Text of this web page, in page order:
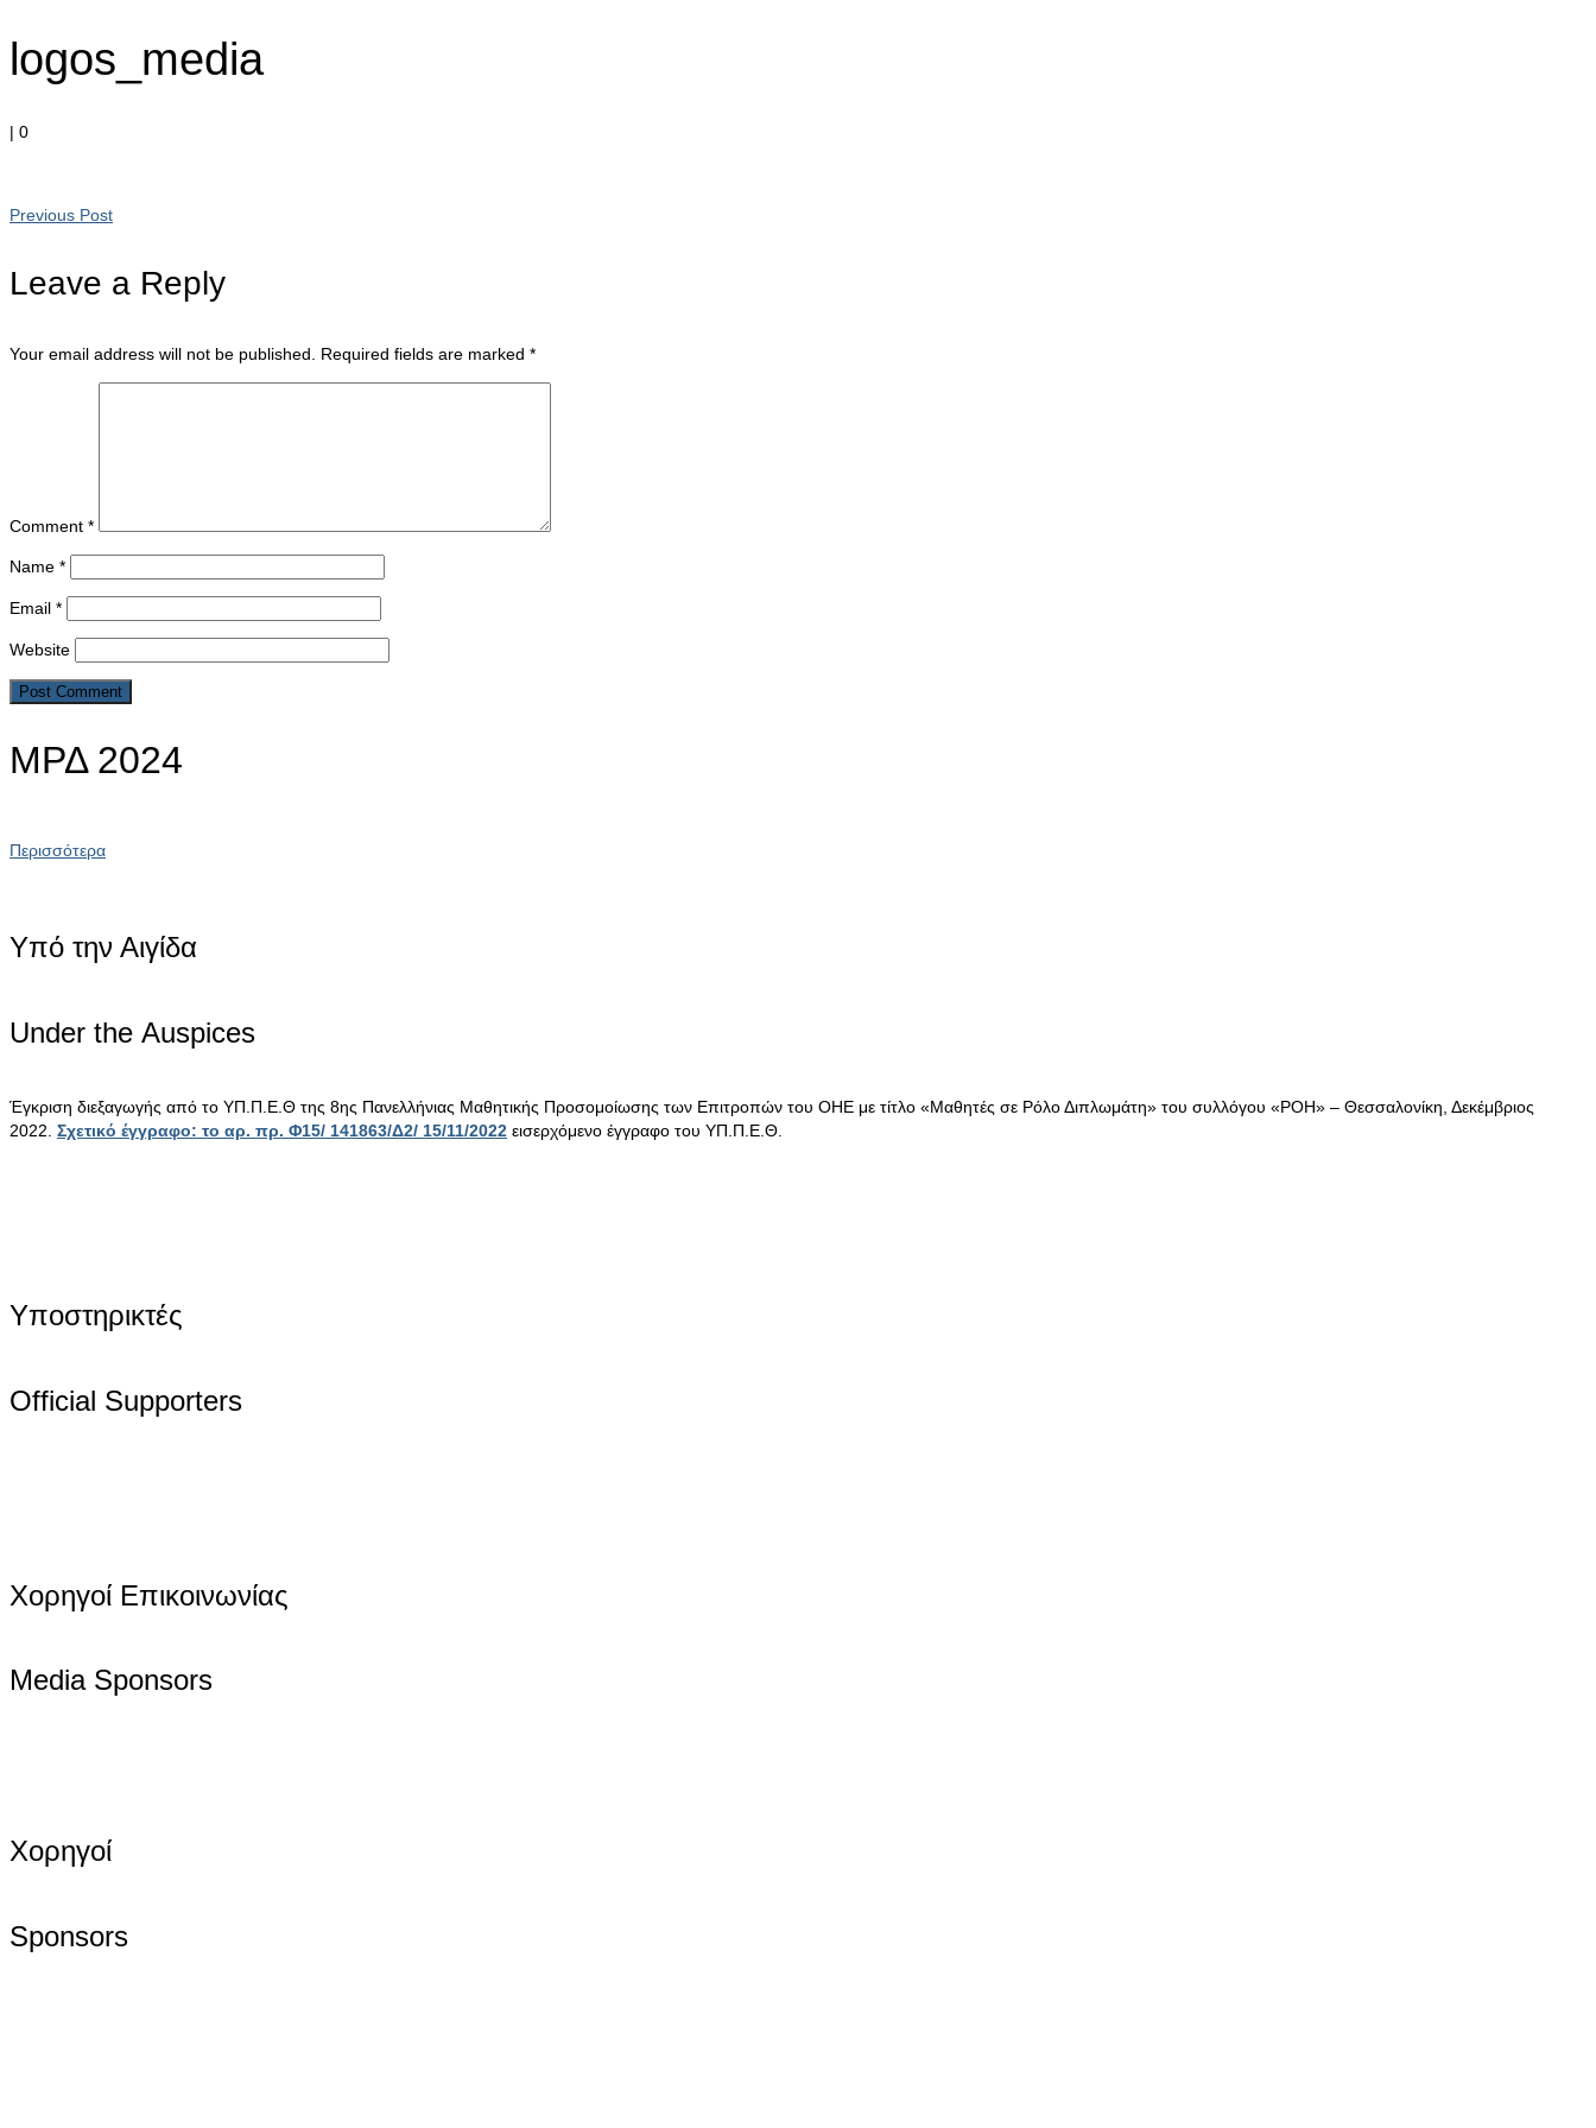
logos_media
| 0
Previous Post
Leave a Reply
Your email address will not be published. Required fields are marked *
Comment *
Name *
Email *
Website
ΜΡΔ 2024
Περισσότερα
Υπό την Αιγίδα
Under the Αuspices
Έγκριση διεξαγωγής από το ΥΠ.Π.Ε.Θ της 8ης Πανελλήνιας Μαθητικής Προσομοίωσης των Επιτροπών του ΟΗΕ με τίτλο «Μαθητές σε Ρόλο Διπλωμάτη» του συλλόγου «ΡΟΗ» – Θεσσαλονίκη, Δεκέμβριος
2022. Σχετικό έγγραφο: το αρ. πρ. Φ15/ 141863/Δ2/ 15/11/2022 εισερχόμενο έγγραφο του ΥΠ.Π.Ε.Θ.
Υποστηρικτές
Official Supporters
Χορηγοί Επικοινωνίας
Media Sponsors
Χορηγοί
Sponsors